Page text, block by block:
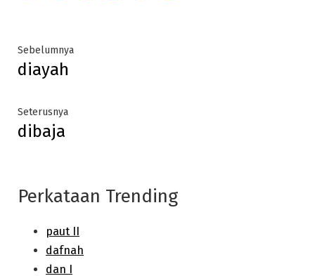
Post
navigation
SebelumnyaPrevious
diayah
SeterusnyaNext
dibaja
Perkataan Trending